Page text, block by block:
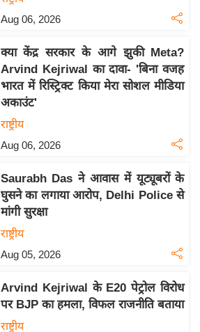
Aug 06, 2026
क्या केंद्र सरकार के आगे झुकी Meta?
Arvind Kejriwal का दावा- 'बिना वजह
भारत में रिस्ट्रिक्ट किया मेरा सोशल मीडिया
अकाउंट'
राष्ट्रीय
Aug 06, 2026
Saurabh Das ने आवास में यूट्यूबरों के
घुसने का लगाया आरोप, Delhi Police से
मांगी सुरक्षा
राष्ट्रीय
Aug 05, 2026
Arvind Kejriwal के E20 पेट्रोल विरोध
पर BJP का हमला, विफल राजनीति बताया
राष्ट्रीय